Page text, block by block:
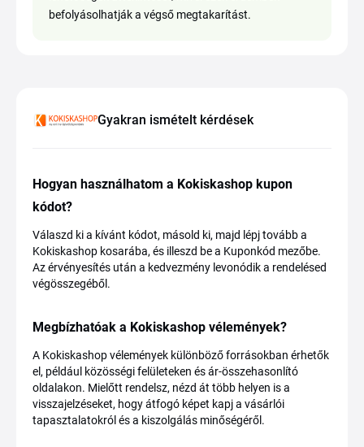
befolyásolhatják a végső megtakarítást.
Gyakran ismételt kérdések
Hogyan használhatom a Kokiskashop kupon
kódot?
Válaszd ki a kívánt kódot, másold ki, majd lépj tovább a
Kokiskashop kosarába, és illeszd be a Kuponkód mezőbe.
Az érvényesítés után a kedvezmény levonódik a rendelésed
végösszegéből.
Megbízhatóak a Kokiskashop vélemények?
A Kokiskashop vélemények különböző forrásokban érhetők
el, például közösségi felületeken és ár-összehasonlító
oldalakon. Mielőtt rendelsz, nézd át több helyen is a
visszajelzéseket, hogy átfogó képet kapj a vásárlói
tapasztalatokról és a kiszolgálás minőségéről.